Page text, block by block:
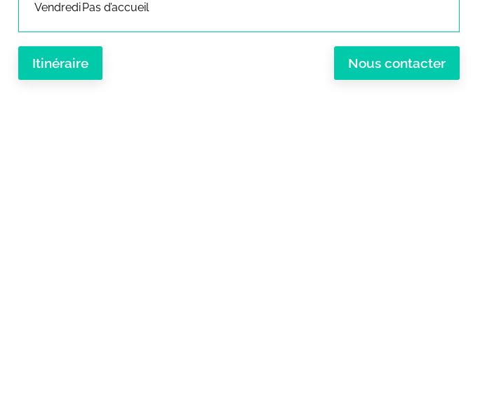
VendrediPas d’accueil
Itinéraire Nous contacter